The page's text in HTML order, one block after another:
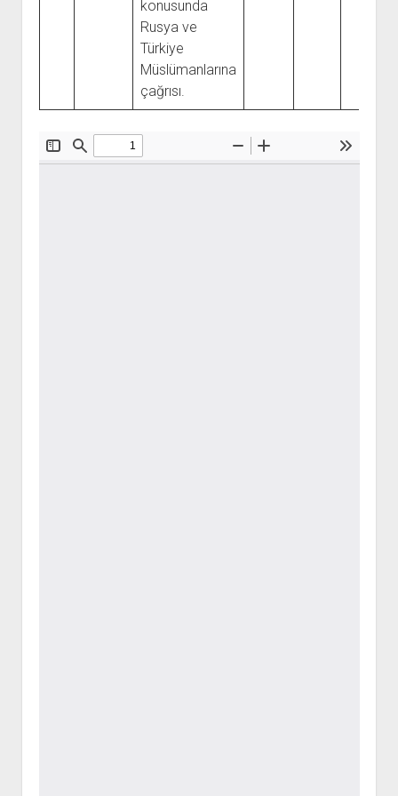
YURTDIŞI KİTAPLIĞI
ATTF KİTAPLIĞI
FİDEF KİTAPLIĞI
TDF KİTAPLIĞI
konusunda
Rusya ve
Türkiye
Müslümanlarına
çağrısı.